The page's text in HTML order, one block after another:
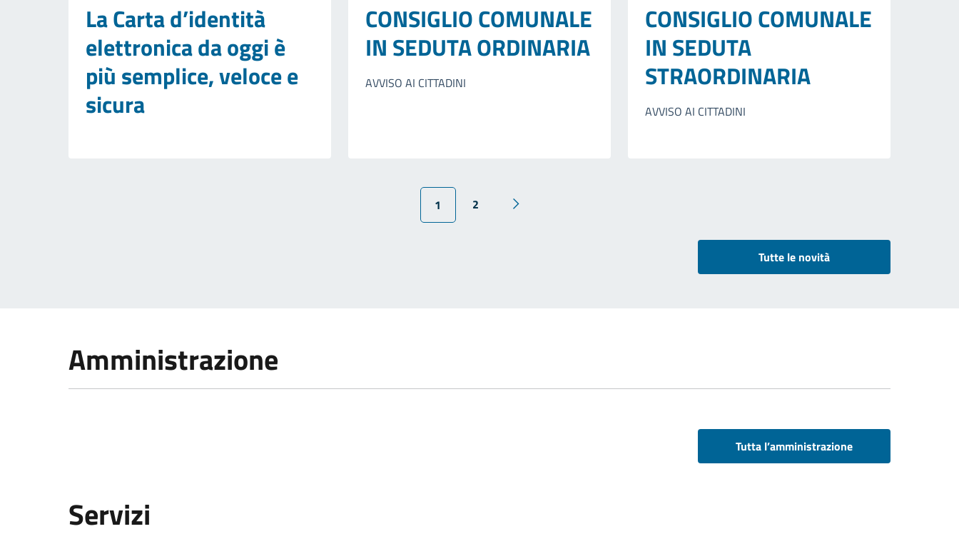
La Carta d’identità
elettronica da oggi è
più semplice, veloce e
sicura
CONSIGLIO COMUNALE
IN SEDUTA ORDINARIA
AVVISO AI CITTADINI
CONSIGLIO COMUNALE
IN SEDUTA
STRAORDINARIA
AVVISO AI CITTADINI
1 2
Tutte le novità
Amministrazione
Tutta l’amministrazione
Servizi